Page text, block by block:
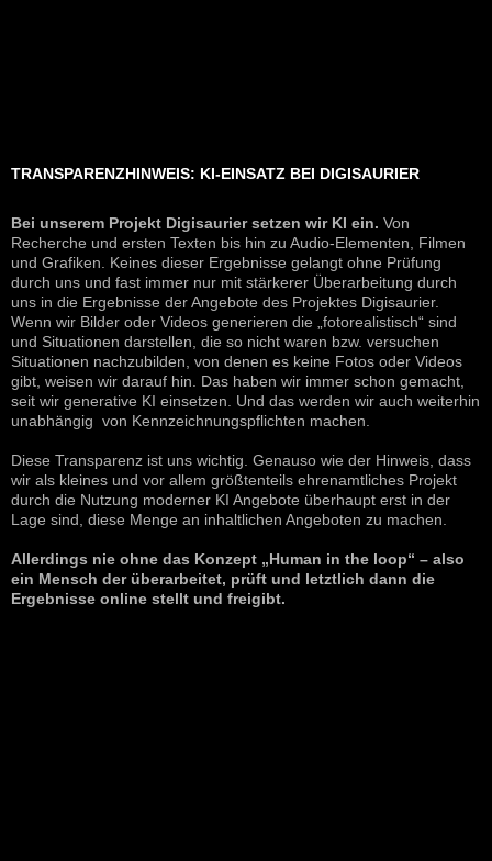
TRANSPARENZHINWEIS: KI-EINSATZ BEI DIGISAURIER
Bei unserem Projekt Digisaurier setzen wir KI ein. Von
Recherche und ersten Texten bis hin zu Audio-Elementen, Filmen
und Grafiken. Keines dieser Ergebnisse gelangt ohne Prüfung
durch uns und fast immer nur mit stärkerer Überarbeitung durch
uns in die Ergebnisse der Angebote des Projektes Digisaurier.
Wenn wir Bilder oder Videos generieren die „fotorealistisch“ sind
und Situationen darstellen, die so nicht waren bzw. versuchen
Situationen nachzubilden, von denen es keine Fotos oder Videos
gibt, weisen wir darauf hin. Das haben wir immer schon gemacht,
seit wir generative KI einsetzen. Und das werden wir auch weiterhin
unabhängig von Kennzeichnungspflichten machen.
Diese Transparenz ist uns wichtig. Genauso wie der Hinweis, dass
wir als kleines und vor allem größtenteils ehrenamtliches Projekt
durch die Nutzung moderner KI Angebote überhaupt erst in der
Lage sind, diese Menge an inhaltlichen Angeboten zu machen.
Allerdings nie ohne das Konzept „Human in the loop“ – also
ein Mensch der überarbeitet, prüft und letztlich dann die
Ergebnisse online stellt und freigibt.